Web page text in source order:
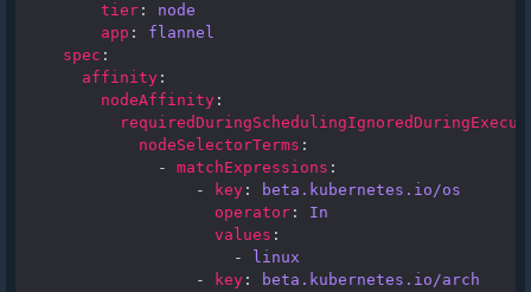
tier :
node
app :
flannel
spec :
affinity :
nodeAffinity :
nodeSelectorTerms :
-
matchExpressions :
-
key :
beta.kubernetes.io/os
operator :
In
values :
-
linux
-
key :
beta.kubernetes.io/arch